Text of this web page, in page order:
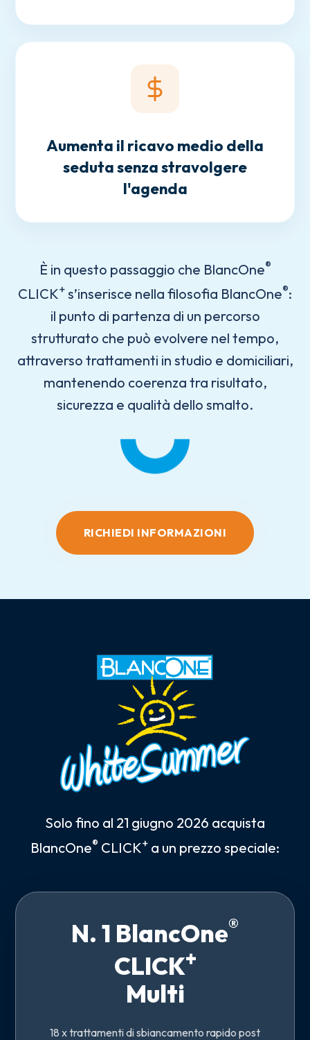
Aumenta il ricavo medio della
seduta senza stravolgere
l'agenda
È in questo passaggio che BlancOne®
CLICK+s’inserisce nella filosofia BlancOne®:
il punto di partenza di un percorso
strutturato che può evolvere nel tempo,
attraverso trattamenti in studio e domiciliari,
mantenendo coerenza tra risultato,
sicurezza e qualità dello smalto.
RICHIEDI INFORMAZIONI
Solo fino al 21 giugno 2026 acquista
BlancOne® CLICK+ a un prezzo speciale:
N. 1 BlancOne®
CLICK+
Multi
18 x trattamenti di sbiancamento rapido post